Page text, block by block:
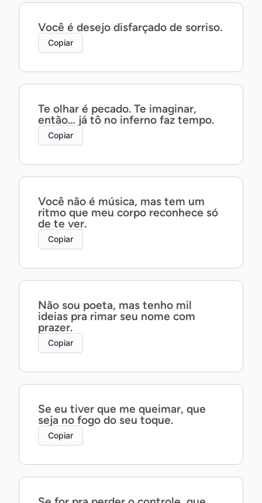
Você é desejo disfarçado de sorriso.
Copiar
Te olhar é pecado. Te imaginar,
então… já tô no inferno faz tempo.
Copiar
Você não é música, mas tem um
ritmo que meu corpo reconhece só
de te ver.
Copiar
Não sou poeta, mas tenho mil
ideias pra rimar seu nome com
prazer.
Copiar
Se eu tiver que me queimar, que
seja no fogo do seu toque.
Copiar